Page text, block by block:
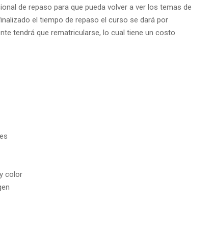
de repaso para que pueda volver a ver los temas de
el tiempo de repaso el curso se dará por
tendrá que rematricularse, lo cual tiene un costo
color